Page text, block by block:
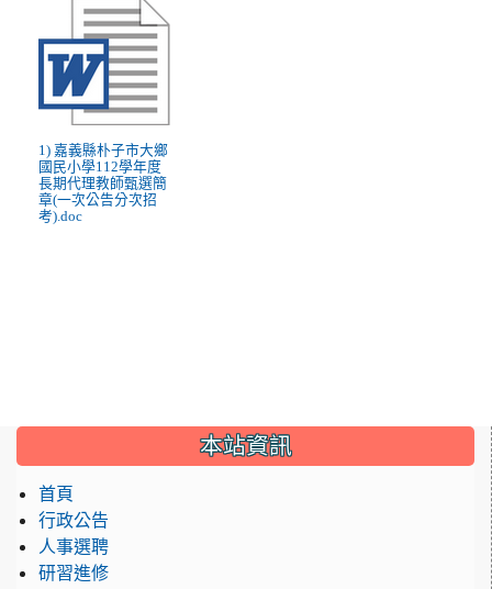
1) 嘉義縣朴子市大鄉
國民小學112學年度
長期代理教師甄選簡
章(一次公告分次招
考).doc
::: 本站資訊
首頁
行政公告
人事選聘
研習進修